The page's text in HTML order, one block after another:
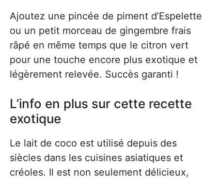
Ajoutez une pincée de piment d’Espelette
ou un petit morceau de gingembre frais
râpé en même temps que le citron vert
pour une touche encore plus exotique et
légèrement relevée. Succès garanti !
L’info en plus sur cette recette
exotique
Le lait de coco est utilisé depuis des
siècles dans les cuisines asiatiques et
créoles. Il est non seulement délicieux,